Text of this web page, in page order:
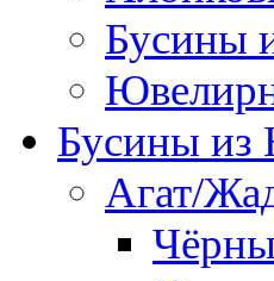
Бусины
Бусины из
Агат/